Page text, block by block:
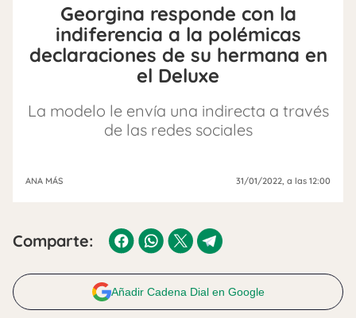
Georgina responde con la
indiferencia a la polémicas
declaraciones de su hermana en
el Deluxe
La modelo le envía una indirecta a través
de las redes sociales
ANA MÁS 31/01/2022 , a las 12:00
Comparte:
Añadir Cadena Dial en Google